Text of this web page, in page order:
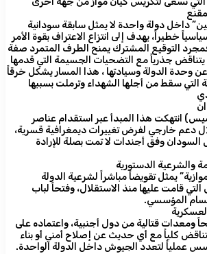
داخل دولة واحدة لا يمثل سابقة سودانية
خطيراً، يهدف إلى انتزاع الاعتراف بقوة الأمر
فمجرد التوقيع المشترك يمنح الطرف المتمرد صفة
يتناقض جذرياً مع التضحيات الجسيمة التي قدمها
وحدة الدولة وسيادتها ، هذا المسار يشكل خرقاً
التي سقط من أجلها الشهداء وترملت بسببها
انتهكت هذا المبدأ عبر استقدام عناصر
دعم خارجي لفرض تغييرات ديمغرافية قسرية،
السودان وفق أجندات لا تمت بصلة للإرادة
والشرعية الدستورية
يمثل تقويضاً مباشراً لشرعية الدولة
التي قامت عليها منذ الاستقلال، وفتحاً لباب
المؤسسي.
ومعدات قتالية من دول أجنبية، واعتماده على
يتناقض كلياً مع أي حديث عن إصلاح أمني أو بناء
عملياً لتعدد الجيوش داخل الدولة الواحدة.